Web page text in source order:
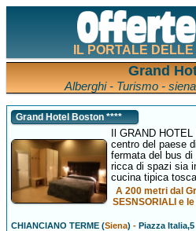
IL PORTALE
Grand
Alberghi - Turismo -
Grand Hotel Boston ****
Il GRAND
centro del paese
fermata del bus
ricca di spazi sia
cucina tipica
A 200 metri dal
SESNSORIALI e
CHIANCIANO TERME (Siena) -Piazza Italia,5